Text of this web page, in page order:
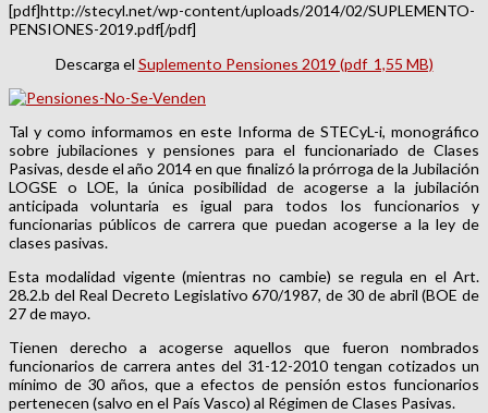
[pdf]http://stecyl.net/wp-content/uploads/2014/02/SUPLEMENTO-
PENSIONES-2019.pdf[/pdf]
Descarga el Suplemento Pensiones 2019 (pdf 1,55 MB)
Tal y como informamos en este Informa de STECyL-i, monográfico
sobre jubilaciones y pensiones para el funcionariado de Clases
Pasivas, desde el año 2014 en que finalizó la prórroga de la Jubilación
LOGSE o LOE, la única posibilidad de acogerse a la jubilación
anticipada voluntaria es igual para todos los funcionarios y
funcionarias públicos de carrera que puedan acogerse a la ley de
clases pasivas.
Esta modalidad vigente (mientras no cambie) se regula en el Art.
28.2.b del Real Decreto Legislativo 670/1987, de 30 de abril (BOE de
27 de mayo.
Tienen derecho a acogerse aquellos que fueron nombrados
funcionarios de carrera antes del 31-12-2010 tengan cotizados un
mínimo de 30 años, que a efectos de pensión estos funcionarios
pertenecen (salvo en el País Vasco) al Régimen de Clases Pasivas.